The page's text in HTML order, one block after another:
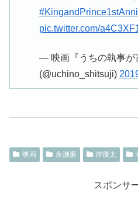
pic.twitter.com/
— 映画『うちの執事が
(@uchino_shitsuji)
映画 永瀬廉 岸優太
スポンサ